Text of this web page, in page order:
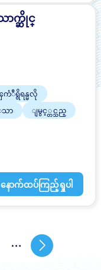
ာက္ဆိုင္
ကံဳရွိရန္မလို
ာ
ျမွင့္တင္သည္
နောက်ထပ်ကြည့်ရှုပါ
…